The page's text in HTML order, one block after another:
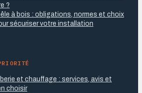
?
à bois : obligations, normes et choix
sécuriser votre installation
et chauffage : services, avis et
choisir